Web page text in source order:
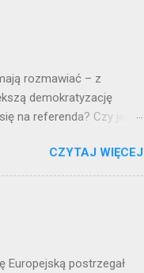
w niemieckim
czuję się pokonany. Nie
rozmawiać – z
demokratyzację
na referenda? Czy jest
to najważniejsza kwestia,
co stałoby się w tych
Czy większość na
Mój punkt
CZYTAJ WIĘCEJ
Europejską postrzegał